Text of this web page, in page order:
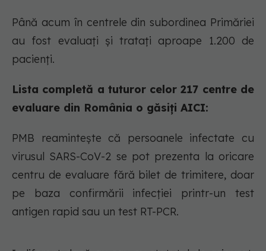
Până acum în centrele din subordinea Primăriei
au fost evaluați și tratați aproape 1.200 de
pacienți.
Lista completă a tuturor celor 217 centre de
evaluare din România o găsiți AICI:
PMB reamintește că persoanele infectate cu
virusul SARS-CoV-2 se pot prezenta la oricare
centru de evaluare fără bilet de trimitere, doar
pe baza confirmării infecției printr-un test
antigen rapid sau un test RT-PCR.